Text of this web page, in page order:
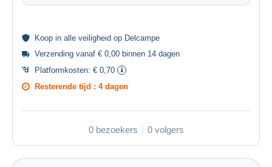
Koop in alle veiligheid op Delcampe
Verzending vanaf € 0,00 binnen 14 dagen
Platformkosten: € 0,70
Resterende tijd : 4 dagen
0 bezoekers 0 volgers